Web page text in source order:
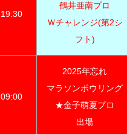
19:30
鶴井亜南プロ
Ｗチャレンジ(第2シ
フト)
09:00
2025年忘れ
マラソンボウリング
★金子萌夏プロ
出場